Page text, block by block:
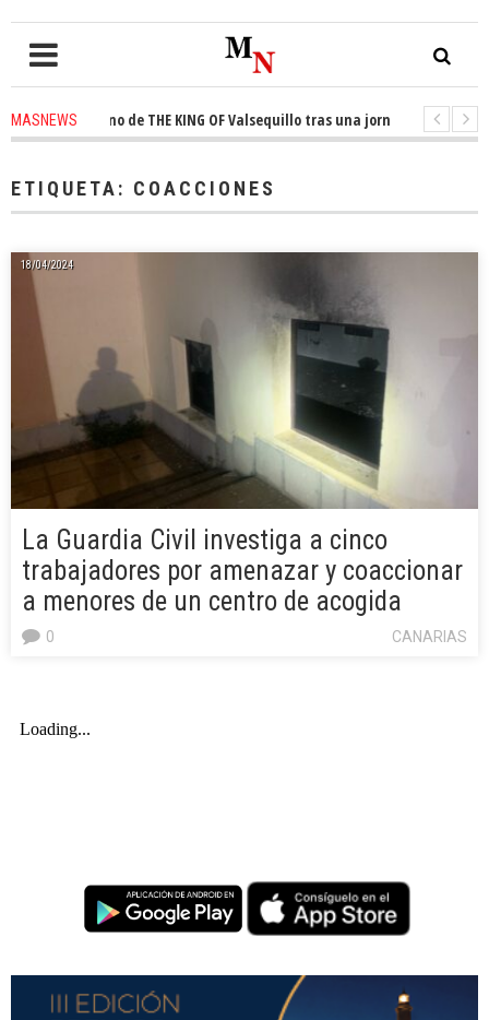
MASNEWS
el trono de THE KING OF Valsequillo tras una jornada de baloncesto
ETIQUETA: COACCIONES
18/04/2024
La Guardia Civil investiga a cinco
trabajadores por amenazar y coaccionar
a menores de un centro de acogida
CANARIAS
0